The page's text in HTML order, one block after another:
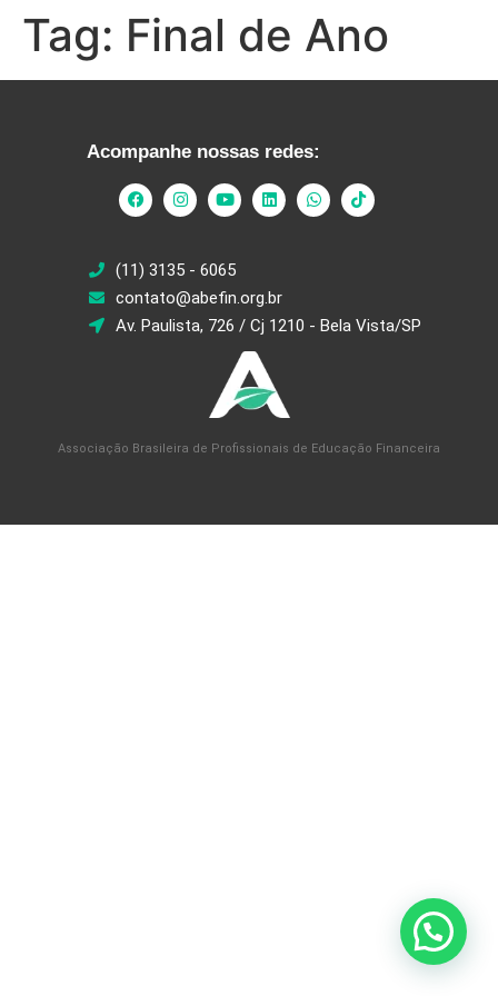
Tag: Final de Ano
Acompanhe nossas redes:
(11) 3135 - 6065
contato@abefin.org.br
Av. Paulista, 726 / Cj 1210 - Bela Vista/SP
Associação Brasileira de Profissionais de Educação Financeira